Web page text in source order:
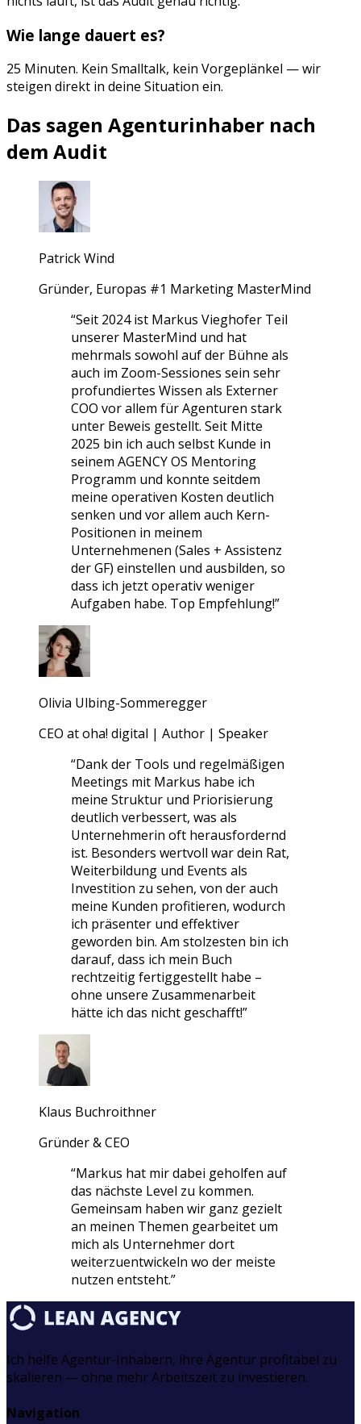
Wie lange dauert es?
25 Minuten. Kein Smalltalk, kein Vorgeplänkel — wir
steigen direkt in deine Situation ein.
Das sagen Agenturinhaber nach
dem Audit
Patrick Wind
Gründer, Europas #1 Marketing MasterMind
“Seit 2024 ist Markus Vieghofer Teil
unserer MasterMind und hat
mehrmals sowohl auf der Bühne als
auch im Zoom-Sessiones sein sehr
profundiertes Wissen als Externer
COO vor allem für Agenturen stark
unter Beweis gestellt. Seit Mitte
2025 bin ich auch selbst Kunde in
seinem AGENCY OS Mentoring
Programm und konnte seitdem
meine operativen Kosten deutlich
senken und vor allem auch Kern-
Positionen in meinem
Unternehmenen (Sales + Assistenz
der GF) einstellen und ausbilden, so
dass ich jetzt operativ weniger
Aufgaben habe. Top Empfehlung!”
Olivia Ulbing-Sommeregger
CEO at oha! digital | Author | Speaker
“Dank der Tools und regelmäßigen
Meetings mit Markus habe ich
meine Struktur und Priorisierung
deutlich verbessert, was als
Unternehmerin oft herausfordernd
ist. Besonders wertvoll war dein Rat,
Weiterbildung und Events als
Investition zu sehen, von der auch
meine Kunden profitieren, wodurch
ich präsenter und effektiver
geworden bin. Am stolzesten bin ich
darauf, dass ich mein Buch
rechtzeitig fertiggestellt habe –
ohne unsere Zusammenarbeit
hätte ich das nicht geschafft!”
Klaus Buchroithner
Gründer & CEO
“Markus hat mir dabei geholfen auf
das nächste Level zu kommen.
Gemeinsam haben wir ganz gezielt
an meinen Themen gearbeitet um
mich als Unternehmer dort
weiterzuentwickeln wo der meiste
nutzen entsteht.”
Ich helfe Agentur-Inhabern, ihre Agentur profitabel zu
skalieren — ohne mehr Arbeitszeit zu investieren.
Navigation